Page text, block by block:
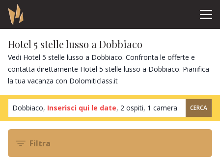
Hotel 5 stelle lusso a Dobbiaco
Vedi Hotel 5 stelle lusso a Dobbiaco. Confronta le offerte e
contatta direttamente Hotel 5 stelle lusso a Dobbiaco. Pianifica
la tua vacanza con Dolomiticlass.it
Dobbiaco, Inserisci qui le date, 2 ospiti, 1 camera CERCA
Filtra